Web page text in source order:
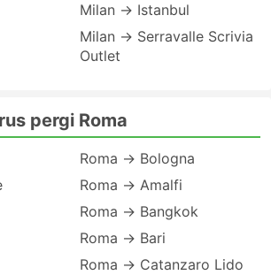
Milan → Istanbul
Milan → Serravalle Scrivia
Outlet
pergi Roma
Roma → Bologna
Roma → Amalfi
Roma → Bangkok
Roma → Bari
Roma → Catanzaro Lido